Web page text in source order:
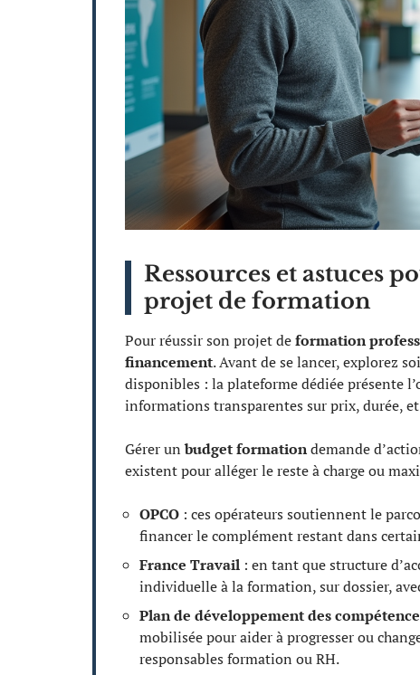
Ressources et astuces
projet de formation
Pour réussir son projet deformation
financement. Avant de se lancer, explorez
disponibles : la plateforme dédiée présente
informations transparentes sur prix, durée,
Gérer unbudget formationdemande
existent pour alléger le reste à charge ou
OPCO : ces opérateurs soutiennent le
financer le complément restant dans
France Travail : en tant que structure
individuelle à la formation, sur dossier,
Plan de développement des
mobilisée pour aider à progresser ou
responsables formation ou RH.